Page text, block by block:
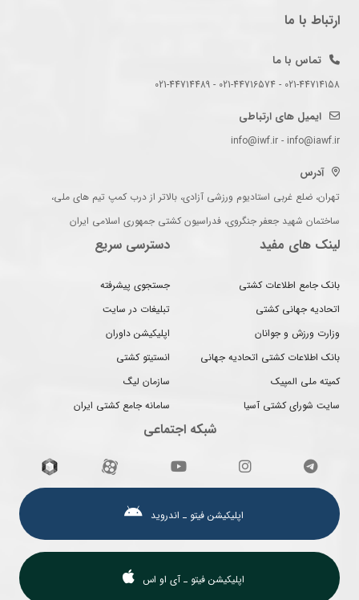
ارتباط با ما
تماس با ما
021-44714158 - 021-44716574 - 021-44714489
ایمیل های ارتباطی
info@iwf.ir - info@iawf.ir
آدرس
تهران، ضلع غربی استادیوم ورزشی آزادی، بالاتر از درب کمپ تیم های ملی،
ساختمان شهید جعفر جنگروی، فدراسیون کشتی جمهوری اسلامی ایران
لینک های مفید
بانک جامع اطلاعات کشتی
اتحادیه جهانی کشتی
وزارت ورزش و جوانان
بانک اطلاعات کشتی اتحادیه جهانی
کمیته ملی المپیک
سایت شورای کشتی آسیا
دسترسی سریع
جستجوی پیشرفته
تبلیغات در سایت
اپلیکیشن داوران
انستیتو کشتی
سازمان لیگ
سامانه جامع کشتی ایران
شبکه اجتماعی
اپلیکیشن فیتو ـ اندروید
اپلیکیشن فیتو ـ آی او اس